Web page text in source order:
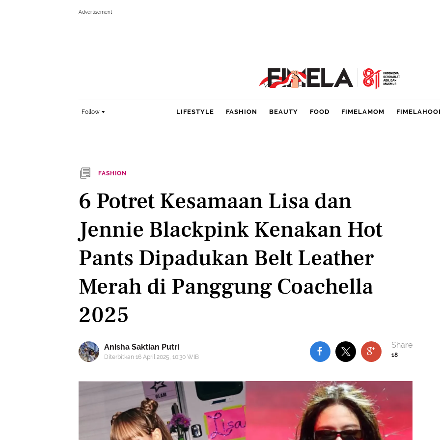
Follow LIFESTYLE FASHION BEAUTY FOOD FIMELAMOM
FASHION
6 Potret Kesamaan Lisa dan
Jennie Blackpink Kenakan Hot
Pants Dipadukan Belt Leather
Merah di Panggung Coachella
2025
Anisha Saktian Putri
Diterbitkan 16 April 2025, 10:30 WIB 18